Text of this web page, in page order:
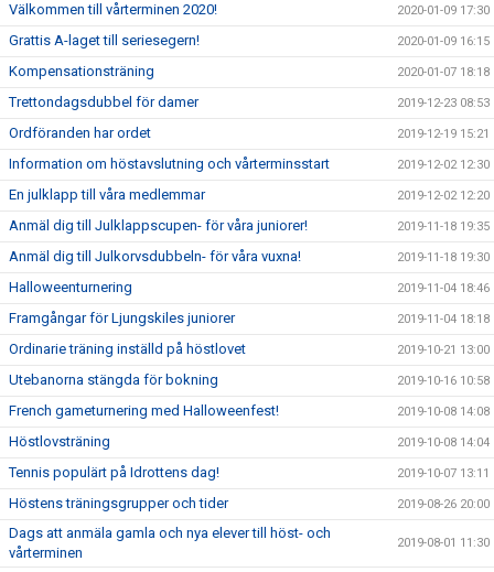
Välkommen till vårterminen 2020! 2020-01-09 17:30
Grattis A-laget till seriesegern! 2020-01-09 16:15
Kompensationsträning 2020-01-07 18:18
Trettondagsdubbel för damer 2019-12-23 08:53
Ordföranden har ordet 2019-12-19 15:21
Information om höstavslutning och vårterminsstart 2019-12-02 12:30
En julklapp till våra medlemmar 2019-12-02 12:20
Anmäl dig till Julklappscupen- för våra juniorer! 2019-11-18 19:35
Anmäl dig till Julkorvsdubbeln- för våra vuxna! 2019-11-18 19:30
Halloweenturnering 2019-11-04 18:46
Framgångar för Ljungskiles juniorer 2019-11-04 18:18
Ordinarie träning inställd på höstlovet 2019-10-21 13:00
Utebanorna stängda för bokning 2019-10-16 10:58
French gameturnering med Halloweenfest! 2019-10-08 14:08
Höstlovsträning 2019-10-08 14:04
Tennis populärt på Idrottens dag! 2019-10-07 13:11
Höstens träningsgrupper och tider 2019-08-26 20:00
Dags att anmäla gamla och nya elever till höst- och
vårterminen
2019-08-01 11:30